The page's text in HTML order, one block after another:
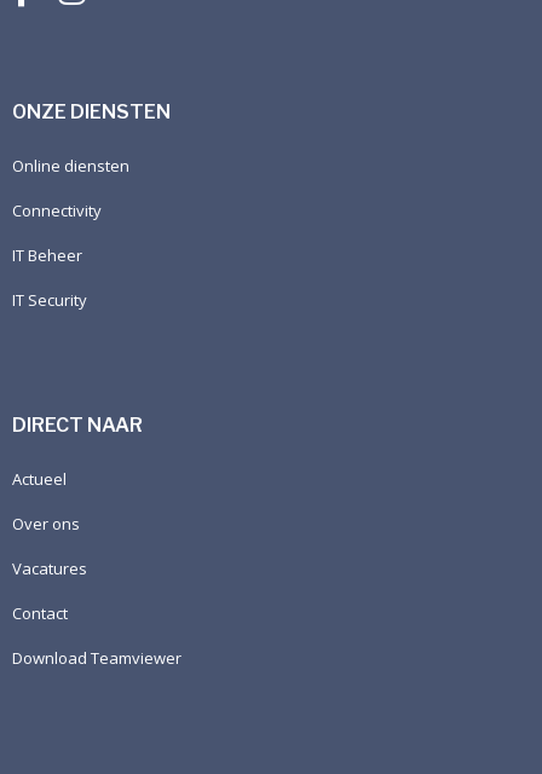
ONZE DIENSTEN
Online diensten
Connectivity
IT Beheer
IT Security
DIRECT NAAR
Actueel
Over ons
Vacatures
Contact
Download Teamviewer